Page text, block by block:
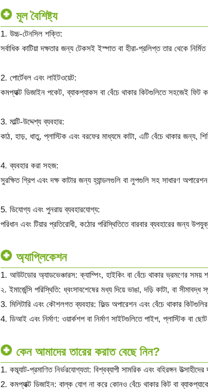
মূল বৈশিষ্ট্য
1. উচ্চ-টেনসিল শক্তি:
সর্বাধিক কাটিয়া দক্ষতার জন্য টেকসই ইস্পাত বা হীরা-প্রলিপ্ত তার থেকে
2. পোর্টেবল এবং লাইটওয়েট:
কমপ্যাক্ট ডিজাইন পকেট, ব্যাকপ্যাকস বা বেঁচে থাকার কিটগুলিতে সহজেই ফিট
3. মাল্টি-উদ্দেশ্য ব্যবহার:
কাঠ, হাড়, ধাতু, প্লাস্টিক এবং বরফের মাধ্যমে কাটা, এটি বেঁচে থাকার জন্য,
4. ব্যবহার করা সহজ:
সুরক্ষিত গ্রিপ এবং দক্ষ কাটার জন্য হ্যান্ডলগুলি বা লুপগুলি সহ সাধারণ
5. ডিযোগ্য এবং পুনরায় ব্যবহারযোগ্য:
পরিধান এবং টিয়ার প্রতিরোধী, কঠোর পরিস্থিতিতে বারবার ব্যবহারের জন্য
অ্যাপ্লিকেশন
1. আউটডোর অ্যাডভেঞ্চারস: ক্যাম্পিং, হাইকিং বা বেঁচে থাকার ভ্রমণের সময়
২. ইমার্জেন্সি পরিস্থিতি: ধ্বংসাবশেষের মধ্য দিয়ে ভাঙা, দড়ি কাটা, বা সীমাবদ্ধ
3. মিলিটারি এবং কৌশলগত ব্যবহার: ফিল্ড অপারেশন এবং বেঁচে থাকার
4. ডিআই এবং নির্মাণ: ওয়ার্কশপ বা নির্মাণ সাইটগুলিতে পাইপ, প্লাস্টিক বা
কেন আমাদের তারের করাত বেছে নিন?
1. কম্ব্যাট-প্রমাণিত নির্ভরযোগ্যতা: বিশ্বব্যাপী সামরিক এবং বহিরঙ্গন উত্সাহীদের
2. কমপ্যাক্ট ডিজাইন: বাল্ক যোগ না করে কোনও বেঁচে থাকার কিট বা